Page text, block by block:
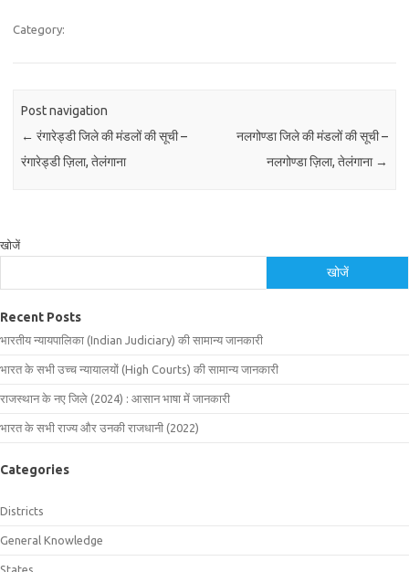
Category:
Post navigation
← रंगारेड्डी जिले की मंडलों की सूची –
रंगारेड्डी ज़िला, तेलंगाना
नलगोण्डा जिले की मंडलों की सूची –
नलगोण्डा ज़िला, तेलंगाना →
खोजें
खोजें
Recent Posts
भारतीय न्यायपालिका (Indian Judiciary) की सामान्य जानकारी
भारत के सभी उच्च न्यायालयों (High Courts) की सामान्य जानकारी
राजस्थान के नए जिले (2024) : आसान भाषा में जानकारी
भारत के सभी राज्य और उनकी राजधानी (2022)
Categories
Districts
General Knowledge
States